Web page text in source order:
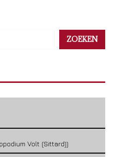
ZOEKEN
Volt (Sittard))